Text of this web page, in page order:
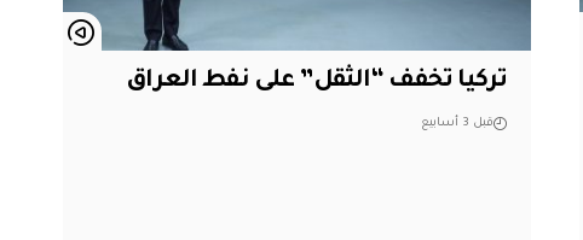
تركيا تخفف “الثقل” على نفط العراق
قبل 3 أسابيع